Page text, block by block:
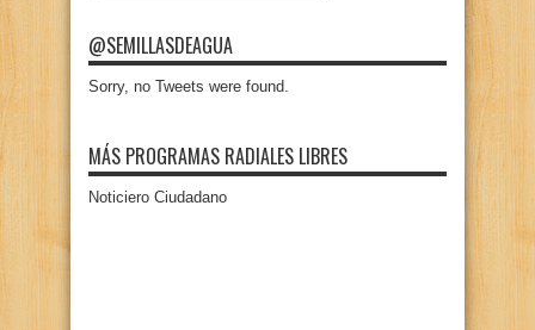
@SEMILLASDEAGUA
Sorry, no Tweets were found.
MÁS PROGRAMAS RADIALES LIBRES
Noticiero Ciudadano